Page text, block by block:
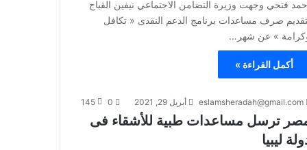
فتحي وجهت وزيرة التضامن الاجتماعي نيفين القباج
صرف مساعدات برنامج الدعم النقدى « تكافل
» عن شهر…
أكمل القراءة »
eslamsheradah@gmail.com أبريل 29, 2021 0
145
ترسل مساعدات طبية للأشقاء فى
ليبيا